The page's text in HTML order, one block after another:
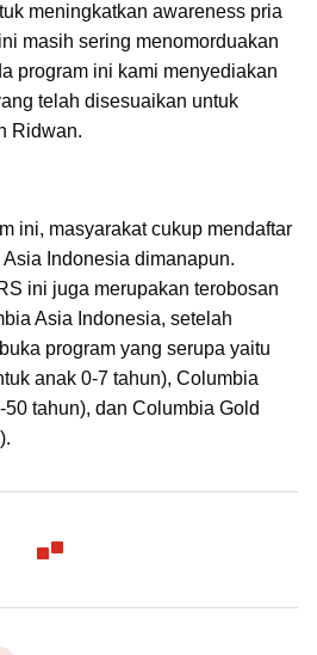
meningkatkan awareness pria
masih sering menomorduakan
program ini kami menyediakan
telah disesuaikan untuk
Ridwan.
ini, masyarakat cukup mendaftar
Indonesia dimanapun.
ini juga merupakan terobosan
Asia Indonesia, setelah
program yang serupa yaitu
anak 0-7 tahun), Columbia
tahun), dan Columbia Gold